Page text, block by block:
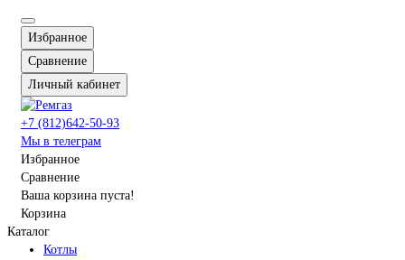
Избранное
Сравнение
Личный кабинет
+7 (812)642-50-93
Мы в телеграм
Избранное
Сравнение
Ваша корзина пуста!
Корзина
Каталог
Котлы